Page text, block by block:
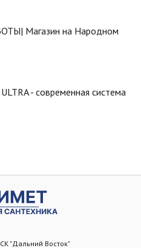
Магазин на Народном
- современная система
"Дальний Восток"